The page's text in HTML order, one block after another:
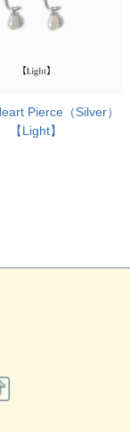
Pierce（Silver）
【Light】